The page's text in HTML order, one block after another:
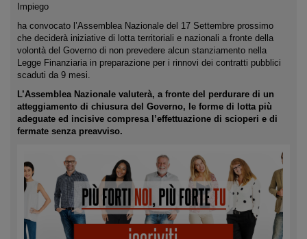
Impiego
ha convocato l’Assemblea Nazionale del 17 Settembre prossimo
che deciderà iniziative di lotta territoriali e nazionali a fronte della
volontà del Governo di non prevedere alcun stanziamento nella
Legge Finanziaria in preparazione per i rinnovi dei contratti pubblici
scaduti da 9 mesi.
L’Assemblea Nazionale valuterà, a fronte del perdurare di un
atteggiamento di chiusura del Governo, le forme di lotta più
adeguate ed incisive compresa l’effettuazione di scioperi e di
fermate senza preavviso.